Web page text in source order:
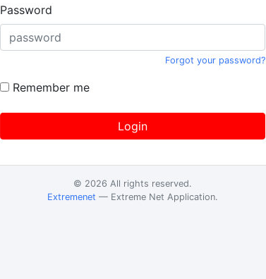
Password
Forgot your password?
Remember me
Login
© 2026 All rights reserved.
Extremenet — Extreme Net Application.